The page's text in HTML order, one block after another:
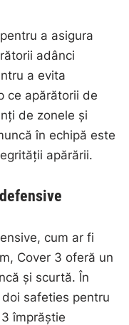
a asigura
adânci
a evita
ce apărătorii de
de zonele și
în echipă este
apărării.
cum ar fi
Cover 3 oferă un
și scurtă. În
safeties pentru
împrăștie